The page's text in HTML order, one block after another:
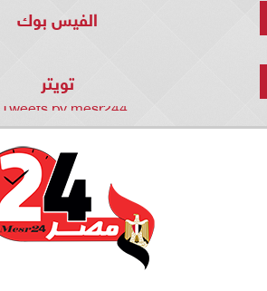
الفيس بوك
تويتر
Tweets by mesr244